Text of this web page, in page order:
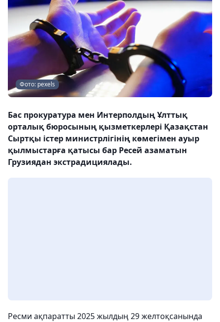
Фото: pexels
Бас прокуратура мен Интерполдың Ұлттық
орталық бюросының қызметкерлері Қазақстан
Сыртқы істер министрлігінің көмегімен ауыр
қылмыстарға қатысы бар Ресей азаматын
Грузиядан экстрадициялады.
Ресми ақпаратты 2025 жылдың 29 желтоқсанында